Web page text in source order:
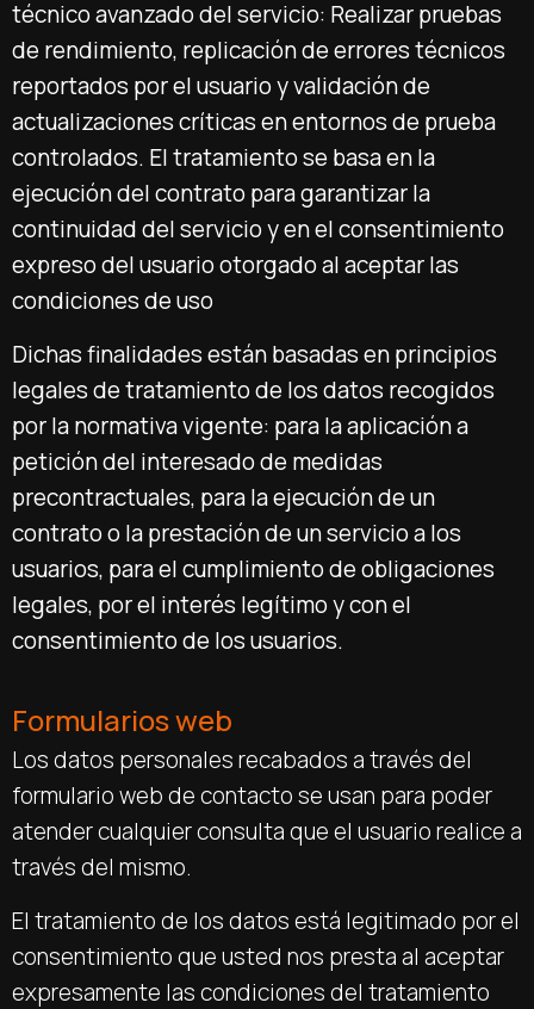
técnico avanzado del servicio: Realizar pruebas
de rendimiento, replicación de errores técnicos
reportados por el usuario y validación de
actualizaciones críticas en entornos de prueba
controlados. El tratamiento se basa en la
ejecución del contratopara garantizar la
continuidad del servicio y en elconsentimiento
expresodel usuario otorgado al aceptar las
condiciones de uso
Dichas finalidades están basadas en principios
legales de tratamiento de los datos recogidos
por la normativa vigente: parala aplicación a
petición del interesado de medidas
precontractuales, para la ejecución de un
contrato o la prestación de un servicio a los
usuarios, para el cumplimiento de obligaciones
legales, por el interés legítimo y con el
consentimiento de los usuarios.
Formularios web
Los datos personales recabados a través del
formulario web de contacto se usan para poder
atender cualquier consulta que el usuario realice a
través del mismo.
El tratamiento de los datos está legitimado por el
consentimiento que usted nos presta al aceptar
expresamente las condiciones del tratamiento